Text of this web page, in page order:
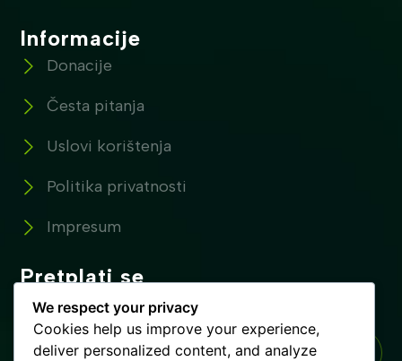
Informacije
Donacije
Česta pitanja
Uslovi korištenja
Politika privatnosti
Impresum
Pretplati se
Pretplatite se na naše novosti !
We respect your privacy
Cookies help us improve your experience,
deliver personalized content, and analyze